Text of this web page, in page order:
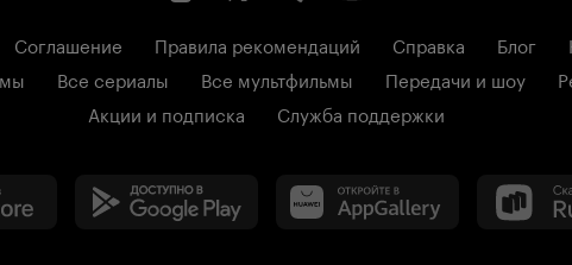
Соглашение Правила рекомендаций Справка Блог
Все сериалы Все мультфильмы Передачи и шоу
Акции и подписка
Служба поддержки